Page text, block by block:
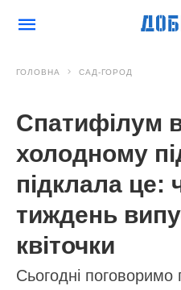
ГОЛОВНА САД-ГОРОД
Спатифілум
холодному
підклала це:
тиждень
квіточки
Сьогодні